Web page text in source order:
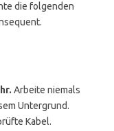
die folgenden
Arbeite niemals
Untergrund.
Kabel.